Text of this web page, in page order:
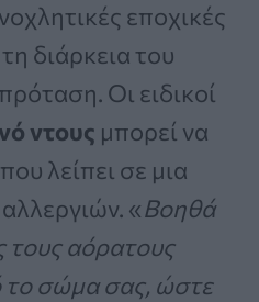
εποχικές
διάρκεια του
Οι ειδικοί
ντους μπορεί να
λείπει σε μια
«Βοηθά
τους αόρατους
το σώμα σας, ώστε